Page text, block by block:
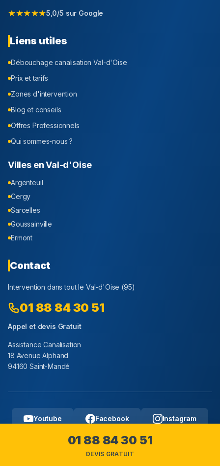
★★★★★5,0/5 sur Google
Liens utiles
Débouchage canalisationVal-d'Oise
Prix et tarifs
Zones d'intervention
Blog et conseils
Offres Professionnels
Qui sommes-nous ?
Villes enVal-d'Oise
Argenteuil
Cergy
Sarcelles
Goussainville
Ermont
Contact
Intervention dans tout le Val-d'Oise (95)
01 88 84 30 51
Appel et devis Gratuit
Assistance Canalisation
18 Avenue Alphand
94160 Saint-Mandé
Youtube Facebook Instagram
01 88 84 30 51
DEVIS GRATUIT